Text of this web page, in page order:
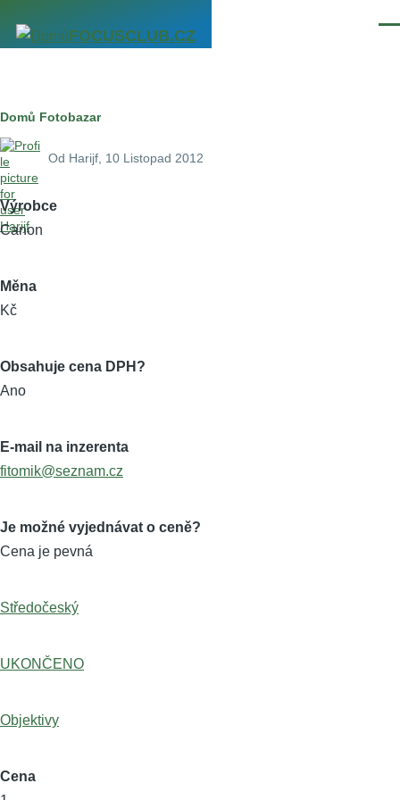
FOCUSCLUB.CZ
Drobečková
navigace
Domů Fotobazar
Od Harijf , 10 Listopad 2012
Výrobce
Canon
Měna
Kč
Obsahuje cena DPH?
Ano
E-mail na inzerenta
fitomik@seznam.cz
Je možné vyjednávat o ceně?
Cena je pevná
Středočeský
UKONČENO
Objektivy
Cena